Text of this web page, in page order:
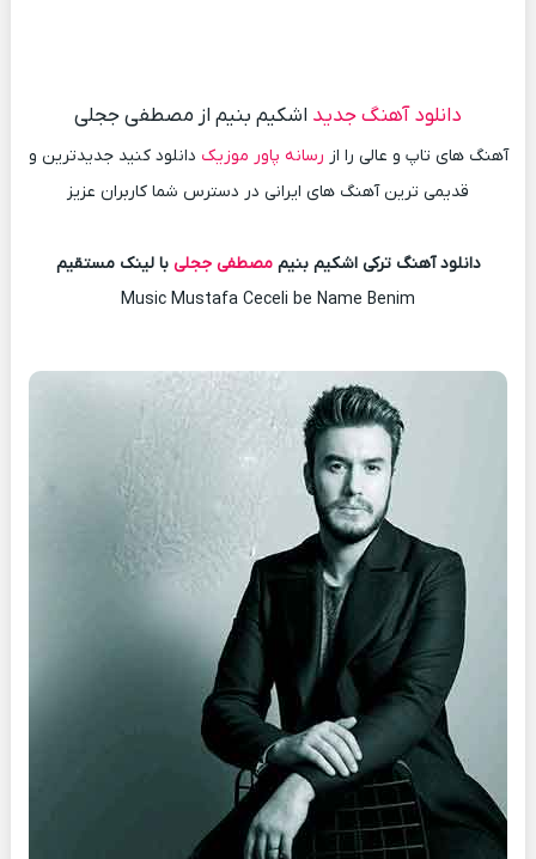
دانلود آهنگ جدید اشکیم بنیم از مصطفی ججلی
آهنگ های تاپ و عالی را از رسانه پاور موزیک دانلود کنید جدیدترین و
قدیمی ترین آهنگ های ایرانی در دسترس شما کاربران عزیز
دانلود آهنگ ترکی اشکیم بنیممصطفی ججلی با لینک مستقیم
Music Mustafa Ceceli be Name Benim